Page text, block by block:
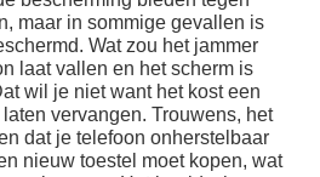
maar in sommige gevallen is
Wat zou het jammer
laat vallen en het scherm is
wil je niet want het kost een
vervangen. Trouwens, het
dat je telefoon onherstelbaar
nieuw toestel moet kopen, wat